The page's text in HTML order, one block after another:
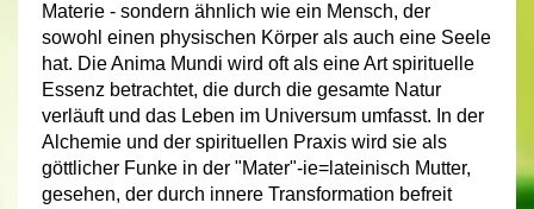
Materie - sondern ähnlich wie ein Mensch, der
sowohl einen physischen Körper als auch eine Seele
hat. Die Anima Mundi wird oft als eine Art spirituelle
Essenz betrachtet, die durch die gesamte Natur
verläuft und das Leben im Universum umfasst. In der
Alchemie und der spirituellen Praxis wird sie als
göttlicher Funke in der "Mater"-ie=lateinisch Mutter,
gesehen, der durch innere Transformation befreit